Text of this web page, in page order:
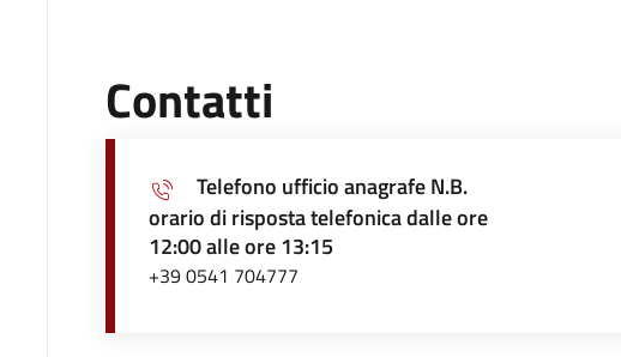
Contatti
Telefono ufficio anagrafe N.B.
orario di risposta telefonica dalle ore
12:00 alle ore 13:15
+39 0541 704777